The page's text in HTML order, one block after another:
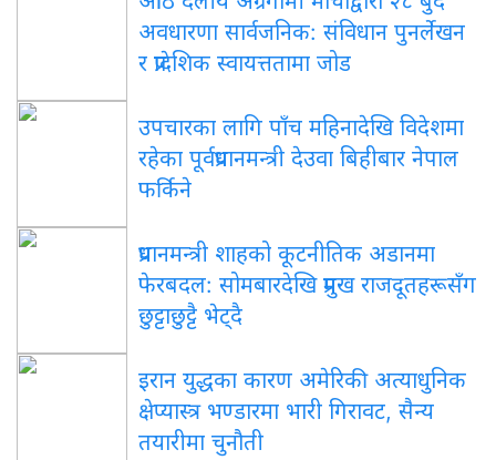
अवधारणा सार्वजनिक: संविधान पुनर्लेखन
र प्रादेशिक स्वायत्ततामा जोड
उपचारका लागि पाँच महिनादेखि विदेशमा
रहेका पूर्वप्रधानमन्त्री देउवा बिहीबार नेपाल
फर्किने
प्रधानमन्त्री शाहको कूटनीतिक अडानमा
फेरबदल: सोमबारदेखि प्रमुख राजदूतहरूसँग
छुट्टाछुट्टै भेट्दै
इरान युद्धका कारण अमेरिकी अत्याधुनिक
क्षेप्यास्त्र भण्डारमा भारी गिरावट, सैन्य
तयारीमा चुनौती